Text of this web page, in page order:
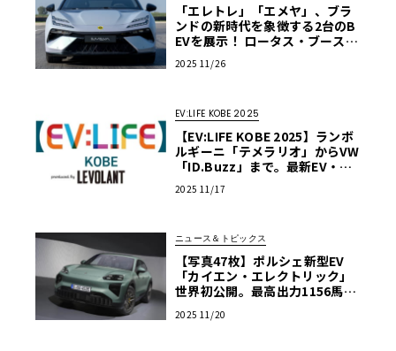
「エレトレ」「エメヤ」、ブラ
ンドの新時代を象徴する2台のB
EVを展示！ ロータス・ブース出
2025 11/26
EV:LIFE KOBE 2025
【EV:LIFE KOBE 2025】ランボ
ルギーニ「テメラリオ」からVW
「ID.Buzz」まで。最新EV・PH
日開催
2025 11/17
ニュース＆トピックス
【写真47枚】ポルシェ新型EV
「カイエン・エレクトリック」
世界初公開。最高出力1156馬
2025 11/20